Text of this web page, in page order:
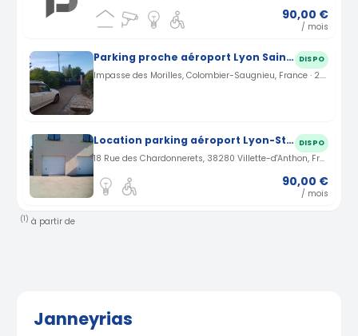
90,00 €
/ mois
Parking proche aéroport Lyon Saint-Exupéry à Colombier Saugnieu (69) DISPO
Impasse des Morilles, Colombier-Saugnieu, France · 2.77 km
Location parking aéroport Lyon-St-Exupéry à Villette d'Anthon (38) DISPO
18 Rue des Chardonnerets, 38280 Villette-d'Anthon, France · 3.24 km
90,00 €
/ mois
(1) à partir de
Janneyrias